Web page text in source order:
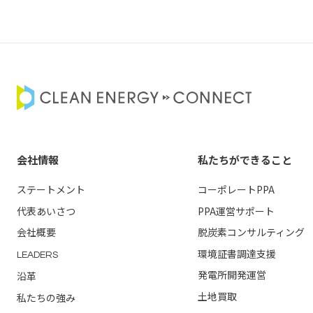
会社情報
ステートメント
代表あいさつ
会社概要
LEADERS
沿革
私たちの強み
私たちができること
コーポレートPPA
PPA運営サポート
脱炭素コンサルティング
環境証書調達支援
発電所開発運営
土地買取